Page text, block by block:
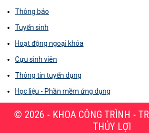
Thông báo
Tuyển sinh
Hoạt động ngoại khóa
Cựu sinh viên
Thông tin tuyển dụng
Học liệu - Phần mềm ứng dụng
© 2026 - KHOA CÔNG TRÌNH - TRƯỜNG ĐẠI HỌC
THỦY LỢI